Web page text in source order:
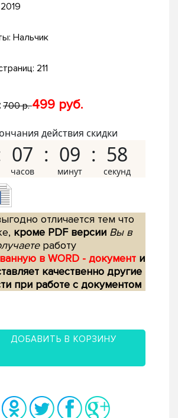
2019
Нальчик
211
700 р.499 руб.
действия скидки
07 09 57
отличается тем что
кроме PDF версии Вы в
работу
в WORD - документ и
качественно другие
при работе с документом
ДОБАВИТЬ В КОРЗИНУ